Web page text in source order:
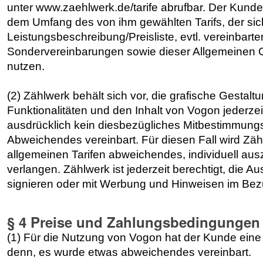
unter www.zaehlwerk.de/tarife abrufbar. Der
dem Umfang des von ihm gewählten Tarifs, der
Leistungsbeschreibung/Preisliste, evtl.
Sondervereinbarungen sowie dieser Allgemeinen
nutzen.
(2) Zählwerk behält sich vor, die grafische
Funktionalitäten und den Inhalt von Vogon
ausdrücklich kein diesbezügliches
Abweichendes vereinbart. Für diesen Fall wird
allgemeinen Tarifen abweichendes, individuell
verlangen. Zählwerk ist jederzeit berechtigt, die
signieren oder mit Werbung und Hinweisen im
§ 4 Preise und Zahlungsbedingungen
(1) Für die Nutzung von Vogon hat der Kunde
denn, es wurde etwas abweichendes vereinbart.